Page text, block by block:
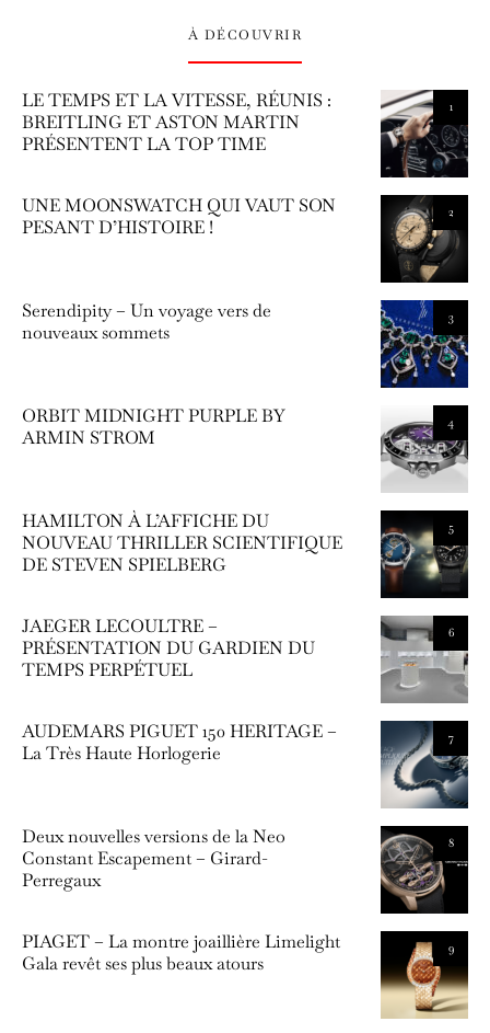
À DÉCOUVRIR
1
LE TEMPS ET LA VITESSE, RÉUNIS :
BREITLING ET ASTON MARTIN
PRÉSENTENT LA TOP TIME
2
UNE MOONSWATCH QUI VAUT SON
PESANT D’HISTOIRE !
3
Serendipity – Un voyage vers de
nouveaux sommets
4
ORBIT MIDNIGHT PURPLE BY
ARMIN STROM
5
HAMILTON À L’AFFICHE DU
NOUVEAU THRILLER SCIENTIFIQUE
DE STEVEN SPIELBERG
6
JAEGER LECOULTRE –
PRÉSENTATION DU GARDIEN DU
TEMPS PERPÉTUEL
7
AUDEMARS PIGUET 150 HERITAGE –
La Très Haute Horlogerie
8
Deux nouvelles versions de la Neo
Constant Escapement – Girard-
Perregaux
9
PIAGET – La montre joaillière Limelight
Gala revêt ses plus beaux atours